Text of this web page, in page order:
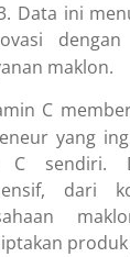
Data ini
maklon.
C
yang
C sendiri.
dari